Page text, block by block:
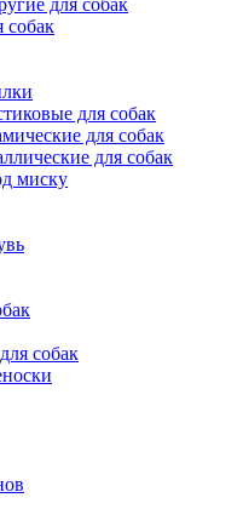
для собак
собак
для собак
для собак
для собак
миску
собак